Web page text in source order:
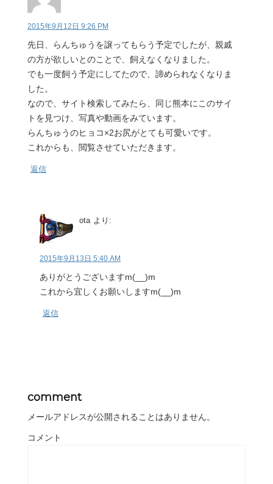
2015年9月12日 9:26 PM
先日、らんちゅうを譲ってもらう予定でしたが、親戚
の方が欲しいとのことで、飼えなくなりました。
でも一度飼う予定にしてたので、諦められなくなりま
した。
なので、サイト検索してみたら、同じ熊本にこのサイ
トを見つけ、写真や動画をみています。
らんちゅうのヒョコ×2お尻がとても可愛いです。
これからも、閲覧させていただきます。
返信
ota より:
2015年9月13日 5:40 AM
ありがとうございますm(__)m
これから宜しくお願いしますm(__)m
返信
comment
メールアドレスが公開されることはありません。
コメント